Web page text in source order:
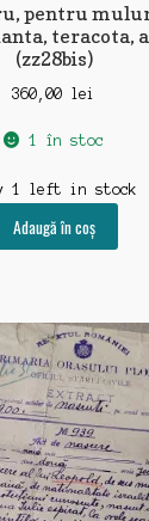
pentru
teracota,
(zz28bis)
360,00 lei
1 în stoc
1 left in stock
Adaugă în coș